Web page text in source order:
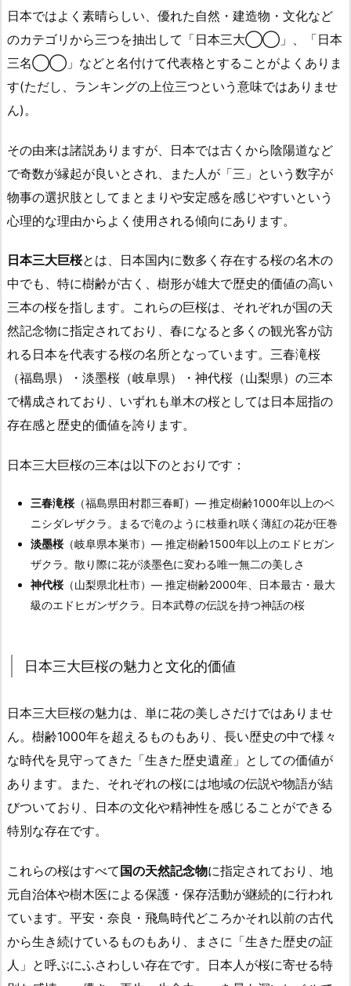
日本ではよく素晴らしい、優れた自然・建造物・文化など
のカテゴリから三つを抽出して「日本三大◯◯」、「日本
三名◯◯」などと名付けて代表格とすることがよくありま
す(ただし、ランキングの上位三つという意味ではありませ
ん)。
その由来は諸説ありますが、日本では古くから陰陽道など
で奇数が縁起が良いとされ、また人が「三」という数字が
物事の選択肢としてまとまりや安定感を感じやすいという
心理的な理由からよく使用される傾向にあります。
日本三大巨桜とは、日本国内に数多く存在する桜の名木の
中でも、特に樹齢が古く、樹形が雄大で歴史的価値の高い
三本の桜を指します。これらの巨桜は、それぞれが国の天
然記念物に指定されており、春になると多くの観光客が訪
れる日本を代表する桜の名所となっています。三春滝桜
（福島県）・淡墨桜（岐阜県）・神代桜（山梨県）の三本
で構成されており、いずれも単木の桜としては日本屈指の
存在感と歴史的価値を誇ります。
日本三大巨桜の三本は以下のとおりです：
三春滝桜 （福島県田村郡三春町）― 推定樹齢1000年以上のベ
ニシダレザクラ。まるで滝のように枝垂れ咲く薄紅の花が圧巻
淡墨桜 （岐阜県本巣市）― 推定樹齢1500年以上のエドヒガン
ザクラ。散り際に花が淡墨色に変わる唯一無二の美しさ
神代桜 （山梨県北杜市）― 推定樹齢2000年、日本最古・最大
級のエドヒガンザクラ。日本武尊の伝説を持つ神話の桜
日本三大巨桜の魅力と文化的価値
日本三大巨桜の魅力は、単に花の美しさだけではありませ
ん。樹齢1000年を超えるものもあり、長い歴史の中で様々
な時代を見守ってきた「生きた歴史遺産」としての価値が
あります。また、それぞれの桜には地域の伝説や物語が結
びついており、日本の文化や精神性を感じることができる
特別な存在です。
これらの桜はすべて国の天然記念物に指定されており、地
元自治体や樹木医による保護・保存活動が継続的に行われ
ています。平安・奈良・飛鳥時代どころかそれ以前の古代
から生き続けているものもあり、まさに「生きた歴史の証
人」と呼ぶにふさわしい存在です。日本人が桜に寄せる特